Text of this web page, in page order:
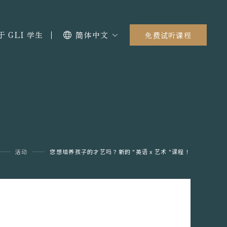
GLI 学生 简体中文 免费试听课程
活动 您想培养孩子的才艺吗？新的 "英语 x 艺术 "课程！